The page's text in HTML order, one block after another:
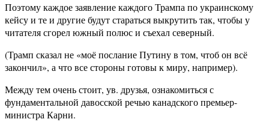
Поэтому каждое заявление каждого Трампа по украинскому
кейсу и те и другие будут стараться выкрутить так, чтобы у
читателя сгорел южный полюс и съехал северный.
(Трамп сказал не «моё послание Путину в том, чтоб он всё
закончил», а что все стороны готовы к миру, например).
Между тем очень стоит, ув. друзья, ознакомиться с
фундаментальной давосской речью канадского премьер-
министра Карни.